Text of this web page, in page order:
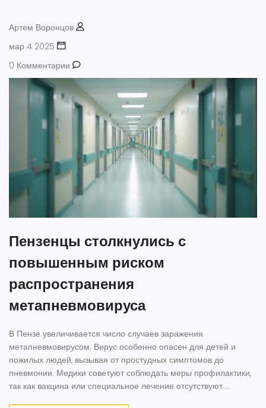
Артем Воронцов
мар 4 2025
0 Комментарии
Пензенцы столкнулись с
повышенным риском
распространения
метапневмовируса
В Пензе увеличивается число случаев заражения
метапневмовирусом. Вирус особенно опасен для детей и
пожилых людей, вызывая от простудных симптомов до
пневмонии. Медики советуют соблюдать меры профилактики,
так как вакцина или специальное лечение отсутствуют.